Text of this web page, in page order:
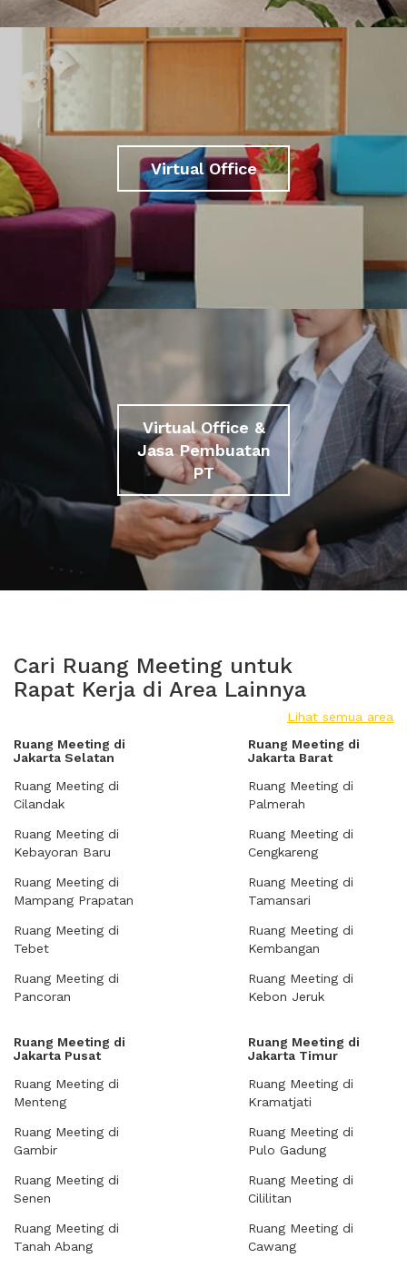
Virtual Office
Virtual Office &
Jasa Pembuatan
PT
Cari Ruang Meeting untuk
Rapat Kerja di Area Lainnya
Lihat semua area
Ruang Meeting di
Jakarta Selatan
Ruang Meeting di
Cilandak
Ruang Meeting di
Kebayoran Baru
Ruang Meeting di
Mampang Prapatan
Ruang Meeting di
Tebet
Ruang Meeting di
Pancoran
Ruang Meeting di
Jakarta Barat
Ruang Meeting di
Palmerah
Ruang Meeting di
Cengkareng
Ruang Meeting di
Tamansari
Ruang Meeting di
Kembangan
Ruang Meeting di
Kebon Jeruk
Ruang Meeting di
Jakarta Pusat
Ruang Meeting di
Menteng
Ruang Meeting di
Gambir
Ruang Meeting di
Senen
Ruang Meeting di
Tanah Abang
Ruang Meeting di
Jakarta Timur
Ruang Meeting di
Kramatjati
Ruang Meeting di
Pulo Gadung
Ruang Meeting di
Cililitan
Ruang Meeting di
Cawang